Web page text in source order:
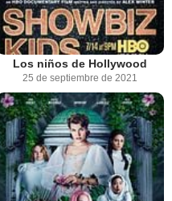
Los niños de Hollywood
25 de septiembre de 2021